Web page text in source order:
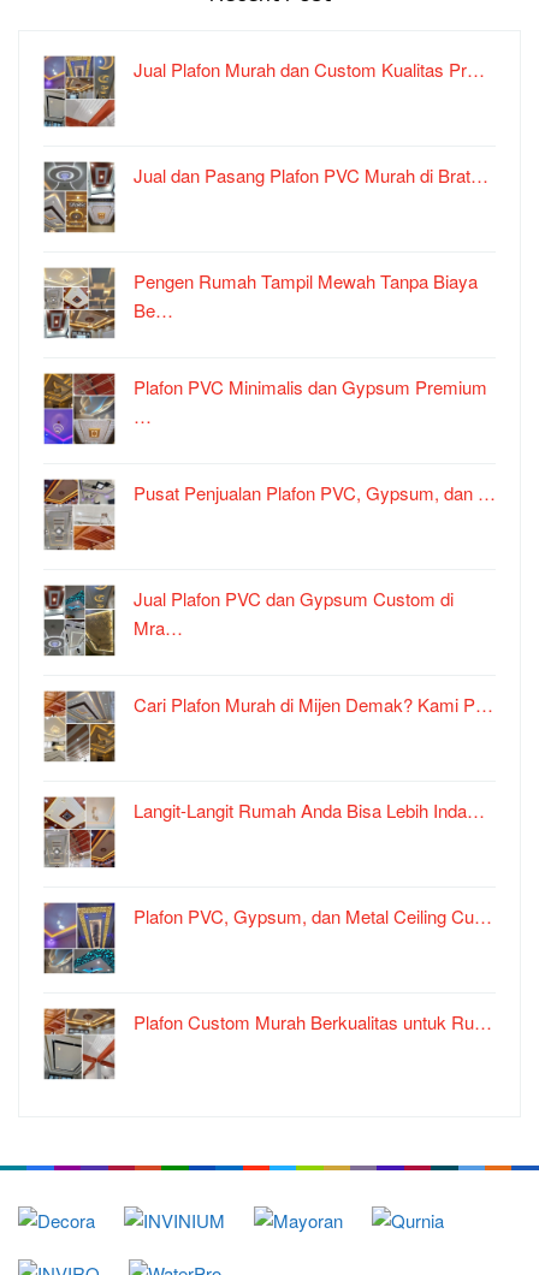
Jual Plafon Murah dan Custom Kualitas Pr…
Jual dan Pasang Plafon PVC Murah di Brat…
Pengen Rumah Tampil Mewah Tanpa Biaya
Be…
Plafon PVC Minimalis dan Gypsum Premium
…
Pusat Penjualan Plafon PVC, Gypsum, dan …
Jual Plafon PVC dan Gypsum Custom di
Mra…
Cari Plafon Murah di Mijen Demak? Kami P…
Langit-Langit Rumah Anda Bisa Lebih Inda…
Plafon PVC, Gypsum, dan Metal Ceiling Cu…
Plafon Custom Murah Berkualitas untuk Ru…